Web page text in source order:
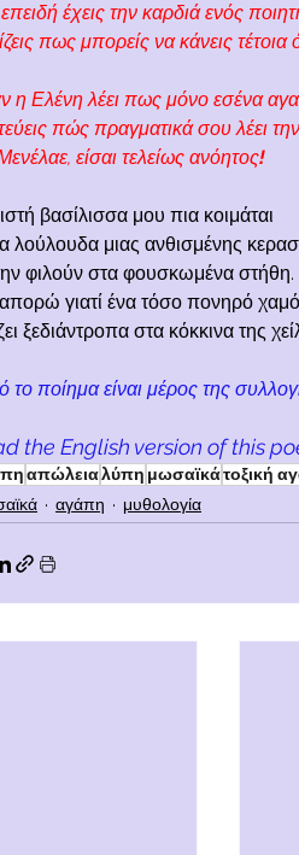
έχεις την καρδιά ενός
πως μπορείς να κάνεις τέτοια
η Ελένη λέει πως μόνο εσένα
πώς πραγματικά σου λέει
είσαι τελείως ανόητος!
βασίλισσα μου πια κοιμάται
λούλουδα μιας ανθισμένης
φιλούν στα φουσκωμένα στήθη.
γιατί ένα τόσο πονηρό
ξεδιάντροπα στα κόκκινα της
το ποίημα είναι μέρος της
the English version of this
απώλειαλύπη μωσαϊκάτοξική
αγάπη μυθολογία